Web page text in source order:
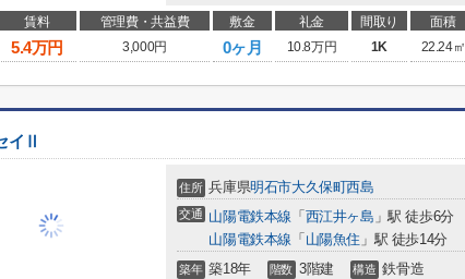
賃料 管理費・共益費 敷金 礼金 間取り 面積
5.4万円 3,000円 0ヶ月 10.8万円 1K 22.24㎡
イⅡ
住所 兵庫県明石市大久保町西島
交通 山陽電鉄本線 「 西江井ヶ島 」駅 徒歩6分
山陽電鉄本線 「 山陽魚住 」駅 徒歩14分
築年 築18年 階数 3階建 構造 鉄骨造